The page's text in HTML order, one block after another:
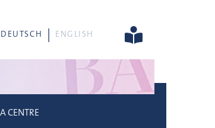
DEUTSCH ENGLISH
CENTRE